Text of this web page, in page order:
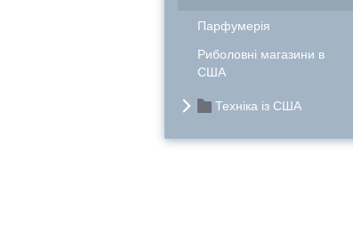
Парфумерія
Риболовні магазини в
США
Техніка із США